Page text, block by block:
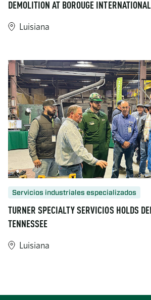
DEMOLITION AT BOROUGE INTERNATIONAL
Luisiana
Servicios industriales especializados
TURNER SPECIALTY SERVICIOS HOLDS
TENNESSEE
Luisiana